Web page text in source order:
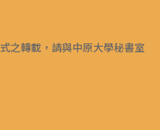
之轉載，請與中原大學秘書室